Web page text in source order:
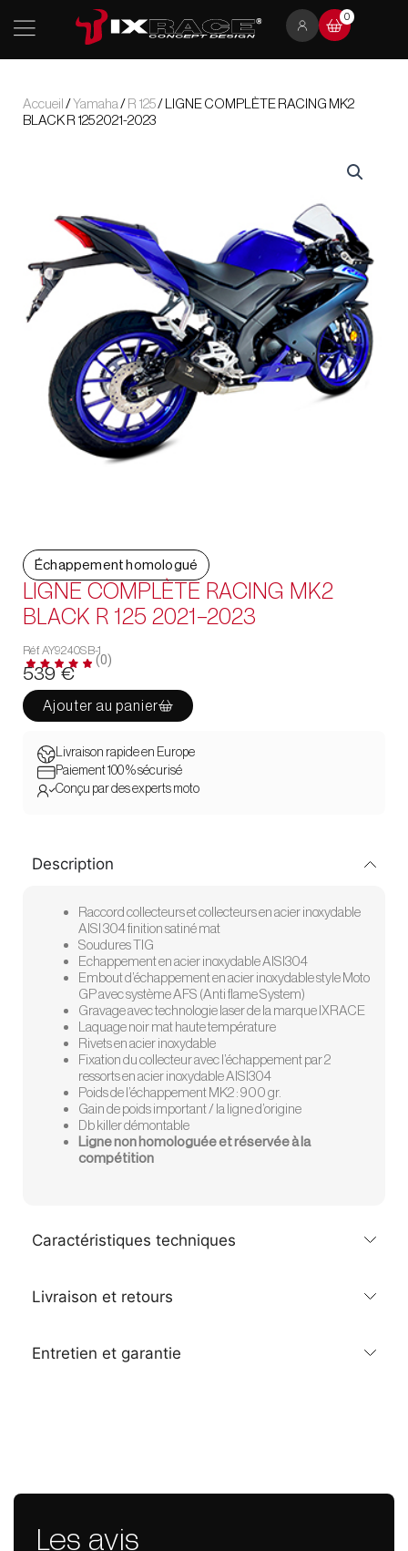
0
Accueil/Yamaha/R 125/ LIGNE COMPLÈTE RACING MK2
BLACK R 125 2021-2023
Échappement homologué
LIGNE COMPLÈTE RACING MK2
BLACK R 125 2021-2023
Réf. AY9240SB-1
(0)
539 €
Ajouter au panier
Livraison rapide en Europe
Paiement 100 % sécurisé
Conçu par des experts moto
Description
Raccord collecteurs et collecteurs en acier inoxydable
AISI 304 finition satiné mat
Soudures TIG
Echappement en acier inoxydable AISI304
Embout d’échappement en acier inoxydable style Moto
GP avec système AFS (Anti flame System)
Gravage avec technologie laser de la marque IXRACE
Laquage noir mat haute température
Rivets en acier inoxydable
Fixation du collecteur avec l’échappement par 2
ressorts en acier inoxydable AISI304
Poids de l’échappement MK2 : 900 gr.
Gain de poids important / la ligne d’origine
Db killer démontable
Ligne non homologuée et réservée à la
compétition
Caractéristiques techniques
Livraison et retours
Entretien et garantie
Les avis